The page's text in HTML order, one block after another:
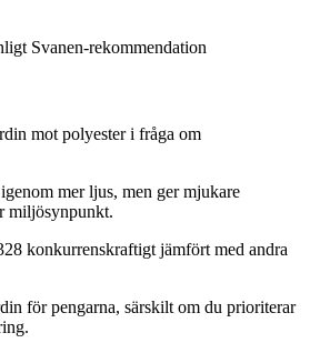
Svanen-rekommendation
mot polyester i fråga om
mer ljus, men ger mjukare
miljösynpunkt.
konkurrenskraftigt jämfört med andra
för pengarna, särskilt om du prioriterar